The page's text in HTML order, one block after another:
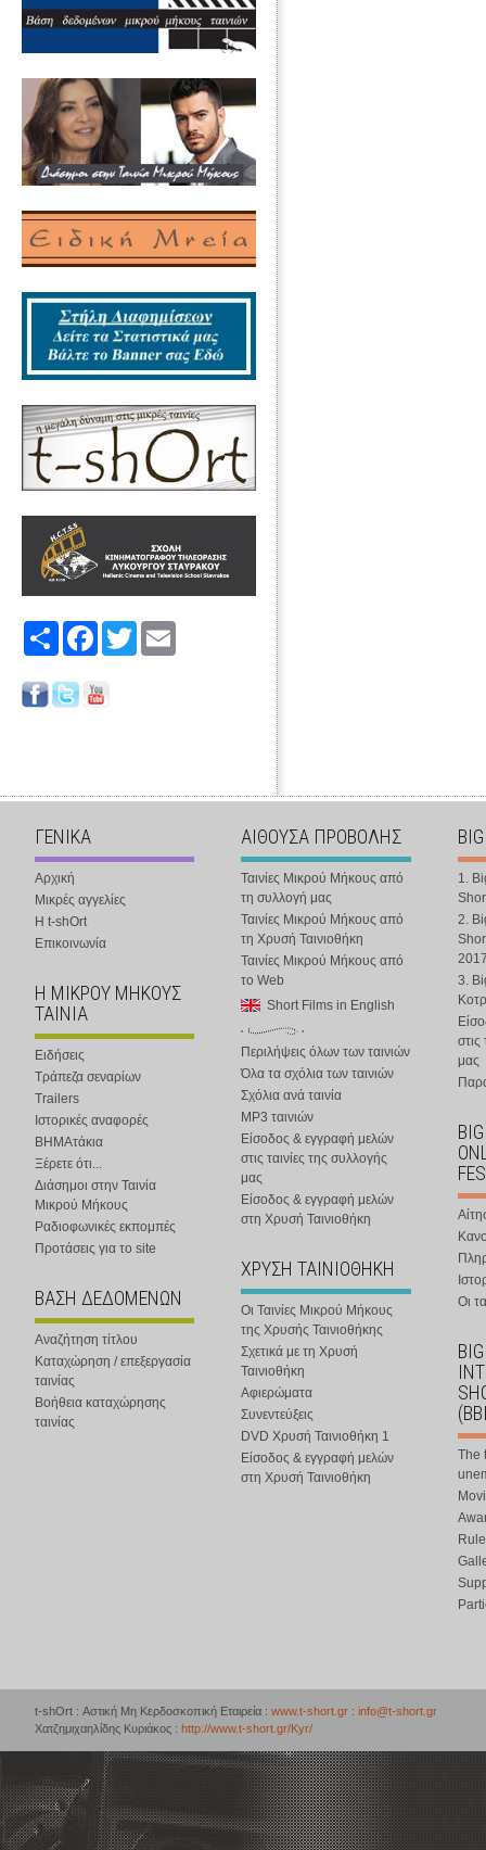
Share FacebookTwitter
ΓΕΝΙΚΑ
Αρχική
Μικρές αγγελίες
Η t-shOrt
Επικοινωνία
Η ΜΙΚΡΟΥ ΜΗΚΟΥΣ
ΤΑΙΝΙΑ
Ειδήσεις
Τράπεζα σεναρίων
Trailers
Ιστορικές αναφορές
ΒΗΜΑτάκια
Ξέρετε ότι...
Διάσημοι στην Ταινία
Μικρού Μήκους
Ραδιοφωνικές εκπομπές
Προτάσεις για το site
ΒΑΣΗ ΔΕΔΟΜΕΝΩΝ
Αναζήτηση τίτλου
Καταχώρηση / επεξεργασία
ταινίας
Βοήθεια καταχώρησης
ταινίας
ΑΙΘΟΥΣΑ ΠΡΟΒΟΛΗΣ
Ταινίες Μικρού Μήκους από
τη συλλογή μας
Ταινίες Μικρού Μήκους από
τη Χρυσή Ταινιοθήκη
Ταινίες Μικρού Μήκους από
το Web
Short Films in English
Περιλήψεις όλων των ταινιών
Όλα τα σχόλια των ταινιών
Σχόλια ανά ταινία
MP3 ταινιών
Είσοδος & εγγραφή μελών
στις ταινίες της συλλογής
μας
Είσοδος & εγγραφή μελών
στη Χρυσή Ταινιοθήκη
ΧΡΥΣΗ ΤΑΙΝΙΟΘΗΚΗ
Οι Ταινίες Μικρού Μήκους
της Χρυσής Ταινιοθήκης
Σχετικά με τη Χρυσή
Ταινιοθήκη
Αφιερώματα
Συνεντεύξεις
DVD Χρυσή Ταινιοθήκη 1
Είσοδος & εγγραφή μελών
στη Χρυσή Ταινιοθήκη
1.
2.
3.
στις
μας
Οι
The
t-shOrt : Αστική Μη Κερδοσκοπική Εταιρεία : www.t-short.gr : info@t-short.gr
Χατζημιχαηλίδης Κυριάκος : http://www.t-short.gr/Kyr/